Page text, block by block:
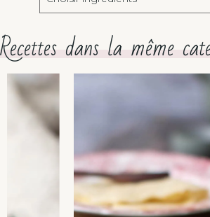
ingrédients
Recettes dans la même